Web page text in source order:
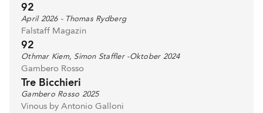
92
April 2026 - Thomas Rydberg
Falstaff Magazin
92
Othmar Kiem, Simon Staffler -Oktober 2024
Gambero Rosso
Tre Bicchieri
Gambero Rosso 2025
Vinous by Antonio Galloni